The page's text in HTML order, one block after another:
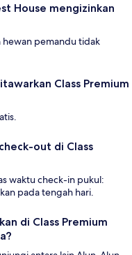
House mengizinkan
hewan pemandu tidak
Class Premium
out di Class
waktu check-in pukul:
pada tengah hari.
di Class Premium